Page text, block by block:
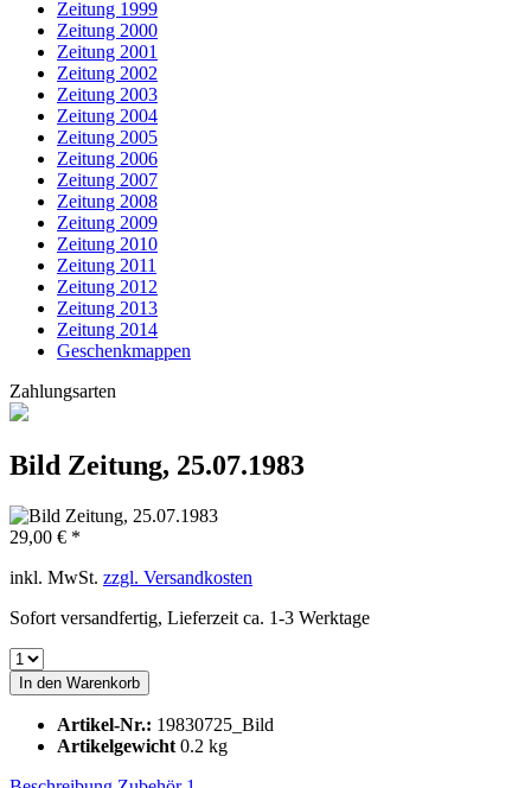
Zeitung 1999
Zeitung 2000
Zeitung 2001
Zeitung 2002
Zeitung 2003
Zeitung 2004
Zeitung 2005
Zeitung 2006
Zeitung 2007
Zeitung 2008
Zeitung 2009
Zeitung 2010
Zeitung 2011
Zeitung 2012
Zeitung 2013
Zeitung 2014
Geschenkmappen
Zahlungsarten
Bild Zeitung, 25.07.1983
29,00 € *
inkl. MwSt. zzgl. Versandkosten
Sofort versandfertig, Lieferzeit ca. 1-3 Werktage
In den Warenkorb
Artikel-Nr.: 19830725_Bild
Artikelgewicht 0.2 kg